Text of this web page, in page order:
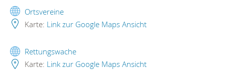
Ortsvereine
Karte: Link zur Google Maps Ansicht
Rettungswache
Karte: Link zur Google Maps Ansicht